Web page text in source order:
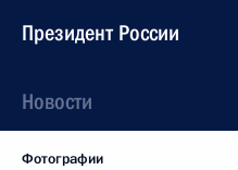
Президент России
Новости
Фотографии